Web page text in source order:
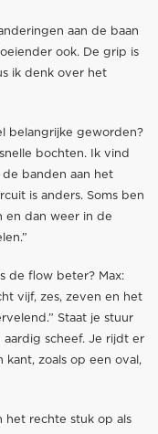
aan de baan
ook. De grip is
ik denk over het
belangrijke geworden?
bochten. Ik vind
banden aan het
is anders. Soms ben
en dan weer in de
de flow beter? Max:
vijf, zes, zeven en het
Staat je stuur
aardig scheef. Je rijdt er
kant, zoals op een oval,
het rechte stuk op als